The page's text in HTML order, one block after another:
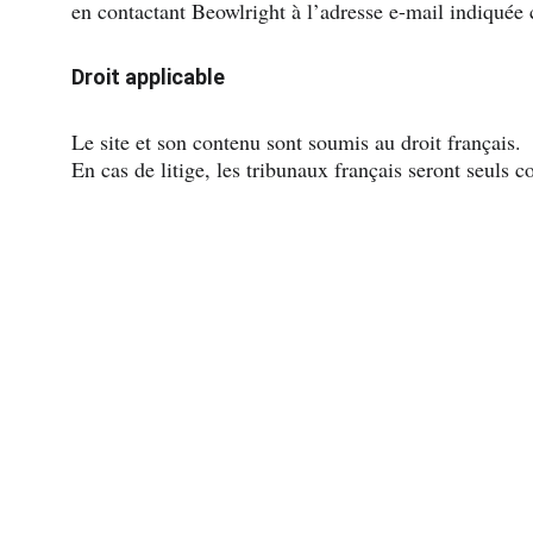
en contactant Beowlright à l’adresse e-mail indiquée
Droit applicable
Le site et son contenu sont soumis au droit français.
En cas de litige, les tribunaux français seront seuls